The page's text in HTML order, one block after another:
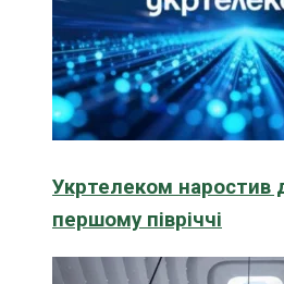
Укртелеком наростив
першому півріччі